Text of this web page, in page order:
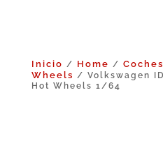
Inicio / Home /
Wheels / Volkswagen
Hot Wheels 1/64